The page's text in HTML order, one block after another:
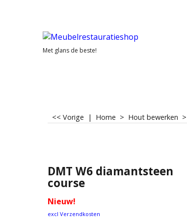
Met glans de beste!
<< Vorige | Home > Hout bewerken >
DMT W6 diamantsteen
course
Nieuw!
excl Verzendkosten